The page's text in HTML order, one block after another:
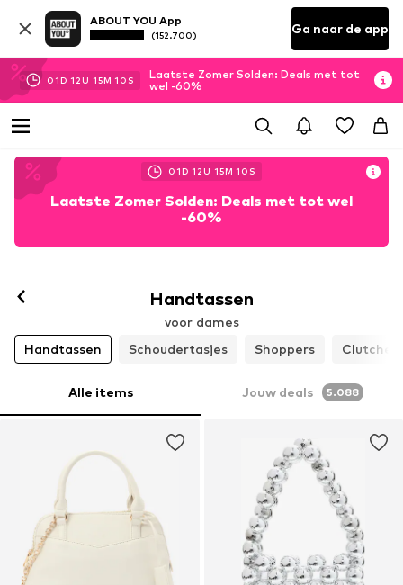
ABOUT YOU App
(152.700) Ga naar de app
01D 12U 15M 07 S
Laatste Zomer Solden: Deals met tot
wel -60%
01D 12U 15M 07 S
Laatste Zomer Solden: Deals met tot wel
-60%
Handtassen
voor dames
Handtassen
Schoudertasjes Shoppers Clutches
Alle items Jouw deals 5.088